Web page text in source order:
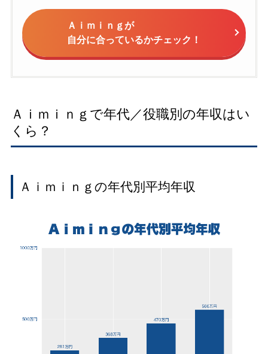
Ａｉｍｉｎｇが
自分に合っているかチェック！
Ａｉｍｉｎｇで年代／役職別の年収はい
くら？
Ａｉｍｉｎｇの年代別平均年収